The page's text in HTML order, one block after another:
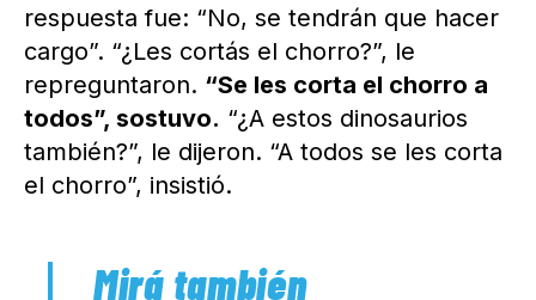
respuesta fue: “No, se tendrán que hacer
cargo”. “¿Les cortás el chorro?”, le
repreguntaron. “Se les corta el chorro a
todos”, sostuvo. “¿A estos dinosaurios
también?”, le dijeron. “A todos se les corta
el chorro”, insistió.